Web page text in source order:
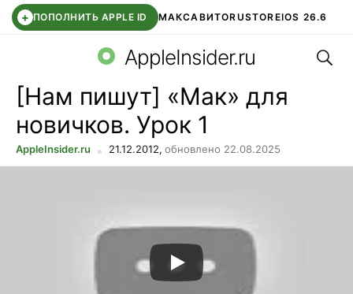
+ ПОПОЛНИТЬ APPLE ID МАКСАВИТОRUSTOREIOS 26.6
СБЕР КИДС ВТБ ОНЛАЙН ЧАТ В ROBLOX
AppleInsider.ru
[Нам пишут] «Мак» для
новичков. Урок 1
AppleInsider.ru 21.12.2012, обновлено 22.08.2025